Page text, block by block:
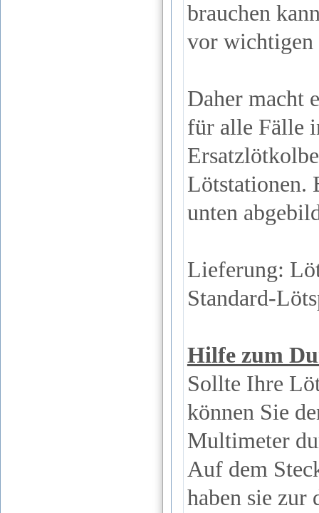
brauchen
vor wichtigen
Daher macht
für alle Fälle
Lötstationen.
unten
Lieferung:
Standard-
Hilfe zum
Sollte Ihre
können Sie
Multimeter
Auf dem
haben sie zur